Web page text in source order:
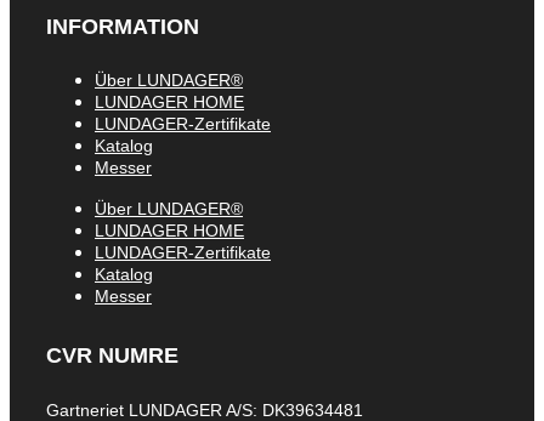
INFORMATION
Über LUNDAGER®
LUNDAGER HOME
LUNDAGER-Zertifikate
Katalog
Messer
Über LUNDAGER®
LUNDAGER HOME
LUNDAGER-Zertifikate
Katalog
Messer
CVR NUMRE
Gartneriet LUNDAGER A/S: DK39634481